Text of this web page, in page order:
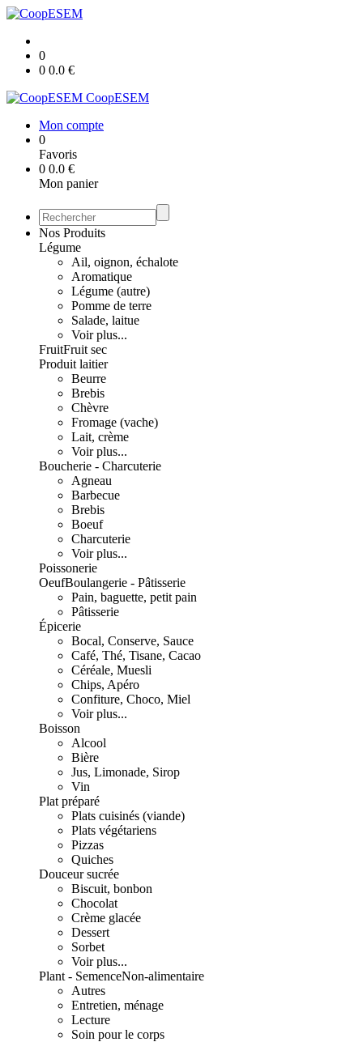
0
0 0.0 €
CoopESEM
Mon compte
0
Favoris
0 0.0 €
Mon panier
Nos Produits
Légume
Ail, oignon, échalote
Aromatique
Légume (autre)
Pomme de terre
Salade, laitue
Voir plus...
FruitFruit sec
Produit laitier
Beurre
Brebis
Chèvre
Fromage (vache)
Lait, crème
Voir plus...
Boucherie - Charcuterie
Agneau
Barbecue
Brebis
Boeuf
Charcuterie
Voir plus...
Poissonerie
OeufBoulangerie - Pâtisserie
Pain, baguette, petit pain
Pâtisserie
Épicerie
Bocal, Conserve, Sauce
Café, Thé, Tisane, Cacao
Céréale, Muesli
Chips, Apéro
Confiture, Choco, Miel
Voir plus...
Boisson
Alcool
Bière
Jus, Limonade, Sirop
Vin
Plat préparé
Plats cuisinés (viande)
Plats végétariens
Pizzas
Quiches
Douceur sucrée
Biscuit, bonbon
Chocolat
Crème glacée
Dessert
Sorbet
Voir plus...
Plant - SemenceNon-alimentaire
Autres
Entretien, ménage
Lecture
Soin pour le corps